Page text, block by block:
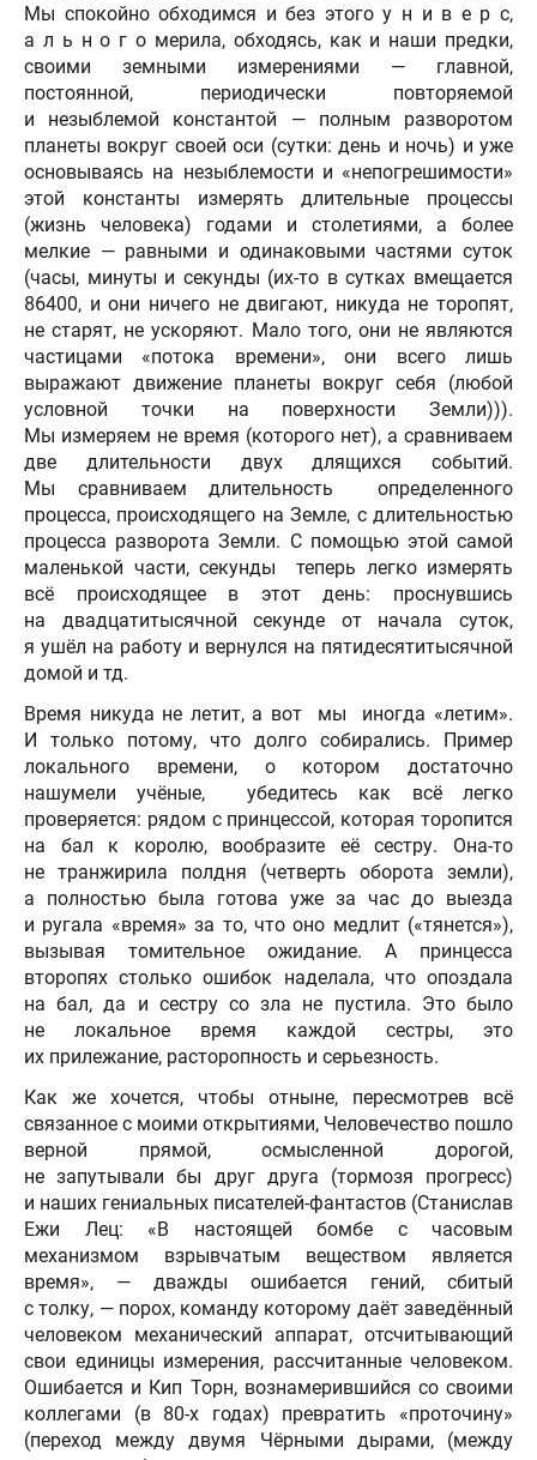
Мы спокойно обходимся и без этого у н и в е р с,
а л ь н о г о мерила, обходясь, как и наши предки,
своими земными измерениями — главной,
постоянной, периодически повторяемой
и незыблемой константой — полным разворотом
планеты вокруг своей оси (сутки: день и ночь) и уже
основываясь на незыблемости и «непогрешимости»
этой константы измерять длительные процессы
(жизнь человека) годами и столетиями, а более
мелкие — равными и одинаковыми частями суток
(часы, минуты и секунды (их-то в сутках вмещается
86400, и они ничего не двигают, никуда не торопят,
не старят, не ускоряют. Мало того, они не являются
частицами «потока времени», они всего лишь
выражают движение планеты вокруг себя (любой
условной точки на поверхности Земли))).
Мы измеряем не время (которого нет), а сравниваем
две длительности двух длящихся событий.
Мы сравниваем длительность определенного
процесса, происходящего на Земле, с длительностью
процесса разворота Земли. С помощью этой самой
маленькой части, секунды теперь легко измерять
всё происходящее в этот день: проснувшись
на двадцатитысячной секунде от начала суток,
я ушёл на работу и вернулся на пятидесятитысячной
домой и тд.
Время никуда не летит, а вот мы иногда «летим».
И только потому, что долго собирались. Пример
локального времени, о котором достаточно
нашумели учёные, убедитесь как всё легко
проверяется: рядом с принцессой, которая торопится
на бал к королю, вообразите её сестру. Она-то
не транжирила полдня (четверть оборота земли),
а полностью была готова уже за час до выезда
и ругала «время» за то, что оно медлит («тянется»),
вызывая томительное ожидание. А принцесса
второпях столько ошибок наделала, что опоздала
на бал, да и сестру со зла не пустила. Это было
не локальное время каждой сестры, это
их прилежание, расторопность и серьезность.
Как же хочется, чтобы отныне, пересмотрев всё
связанное с моими открытиями, Человечество пошло
верной прямой, осмысленной дорогой,
не запутывали бы друг друга (тормозя прогресс)
и наших гениальных писателей-фантастов (Станислав
Ежи Лец: «В настоящей бомбе с часовым
механизмом взрывчатым веществом является
время», — дважды ошибается гений, сбитый
с толку, — порох, команду которому даёт заведённый
человеком механический аппарат, отсчитывающий
свои единицы измерения, рассчитанные человеком.
Ошибается и Кип Торн, вознамерившийся со своими
коллегами (в 80-х годах) превратить «проточину»
(переход между двумя Чёрными дырами, (между